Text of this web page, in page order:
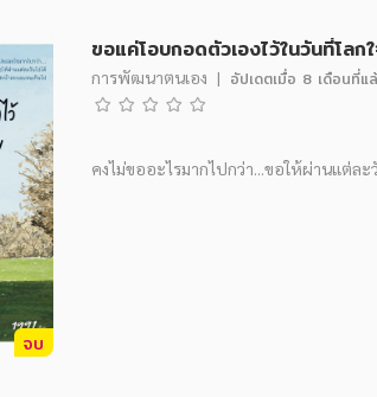
จบ
ขอแค่โอบกอดตัวเองไว้ในวันที่โลก
การพัฒนาตนเอง | อัปเดตเมื่อ 8 เดือนที่แ
คงไม่ขออะไรมากไปกว่า...ขอให้ผ่านแต่ล